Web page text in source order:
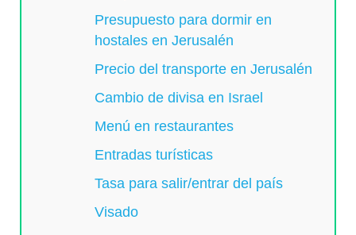
Presupuesto para dormir en
hostales en Jerusalén
Precio del transporte en Jerusalén
Cambio de divisa en Israel
Menú en restaurantes
Entradas turísticas
Tasa para salir/entrar del país
Visado